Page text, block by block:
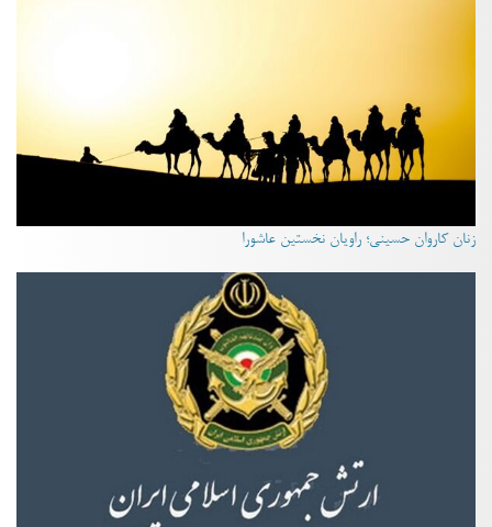
زنان کاروان حسینی؛ راویان نخستین عاشورا